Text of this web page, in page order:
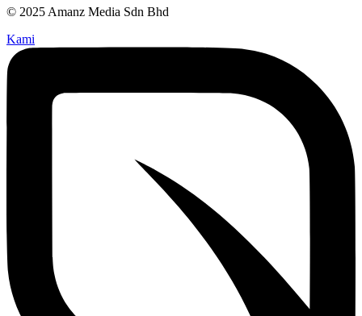
© 2025 Amanz Media Sdn Bhd
Kami